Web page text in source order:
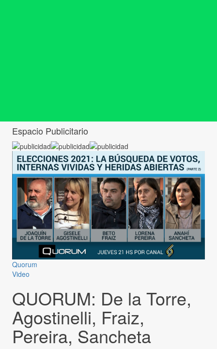
Espacio Publicitario
Quorum
Video
QUORUM: De la Torre,
Agostinelli, Fraiz,
Pereira, Sancheta